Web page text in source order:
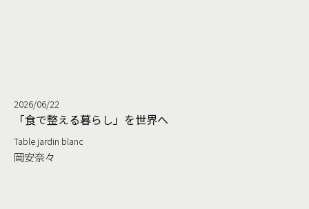
2026/06/22
「食で整える暮らし」を世界へ
Table jardin blanc
岡安奈々